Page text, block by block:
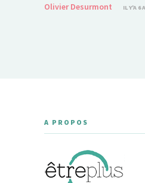
Olivier Desurmont
IL Y'A 6
A PROPOS